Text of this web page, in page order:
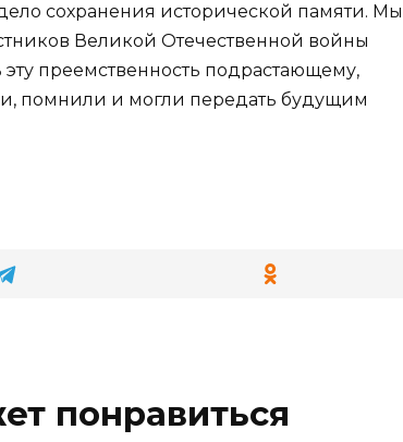
сохранения исторической памяти. Мы
Великой Отечественной войны
преемственность подрастающему,
помнили и могли передать будущим
понравиться